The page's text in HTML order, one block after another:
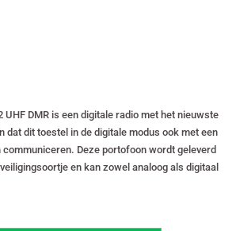
UHF DMR is een digitale radio met het nieuwste
dat dit toestel in de digitale modus ook met een
Deze portofoon wordt geleverd
en kan zowel analoog als digitaal